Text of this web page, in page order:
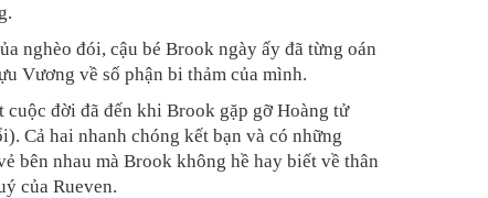
nghèo đói, cậu bé Brook ngày ấy đã từng oán
Vương về số phận bi thảm của mình.
cuộc đời đã đến khi Brook gặp gỡ Hoàng tử
Cả hai nhanh chóng kết bạn và có những
bên nhau mà Brook không hề hay biết về thân
của Rueven.